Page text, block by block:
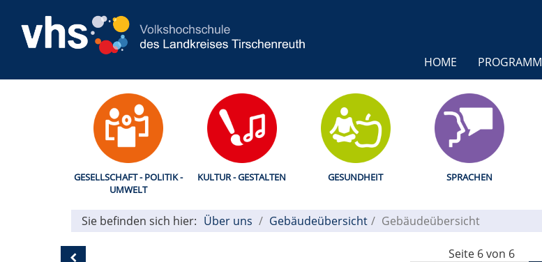
HOME PROGRAMM
GESELLSCHAFT - POLITIK -
UMWELT
KULTUR - GESTALTEN GESUNDHEIT SPRACHEN
Sie befinden sich hier: Über uns Gebäudeübersicht Gebäudeübersicht
Seite 6 von 6